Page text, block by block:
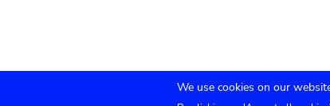
We use cookies on our